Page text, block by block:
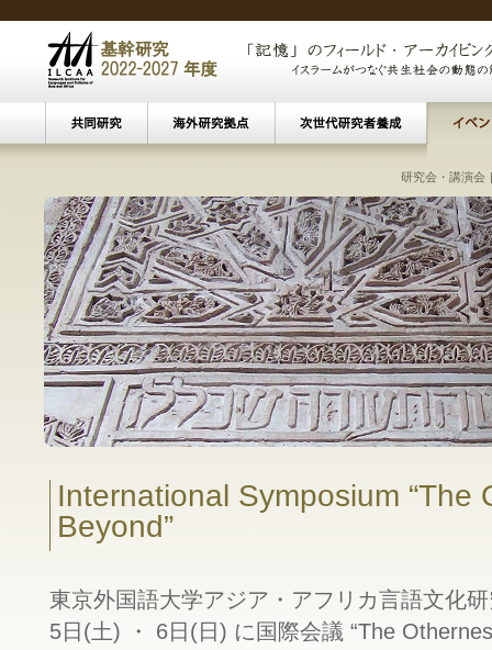
接続する海 | パ
ベイルート・ウィークリーレ
中東☆イスラーム教育セミナー | ベイルート
研究会・講演会
東南アジアにおけるイスラーム主義
―ト―
―移民／難民によるコミ
イス
現
International Symposium “The
Beyond”
東京外国語大学アジア・アフリカ言語文化
5日(土) ・ 6日(日) に国際会議 “The